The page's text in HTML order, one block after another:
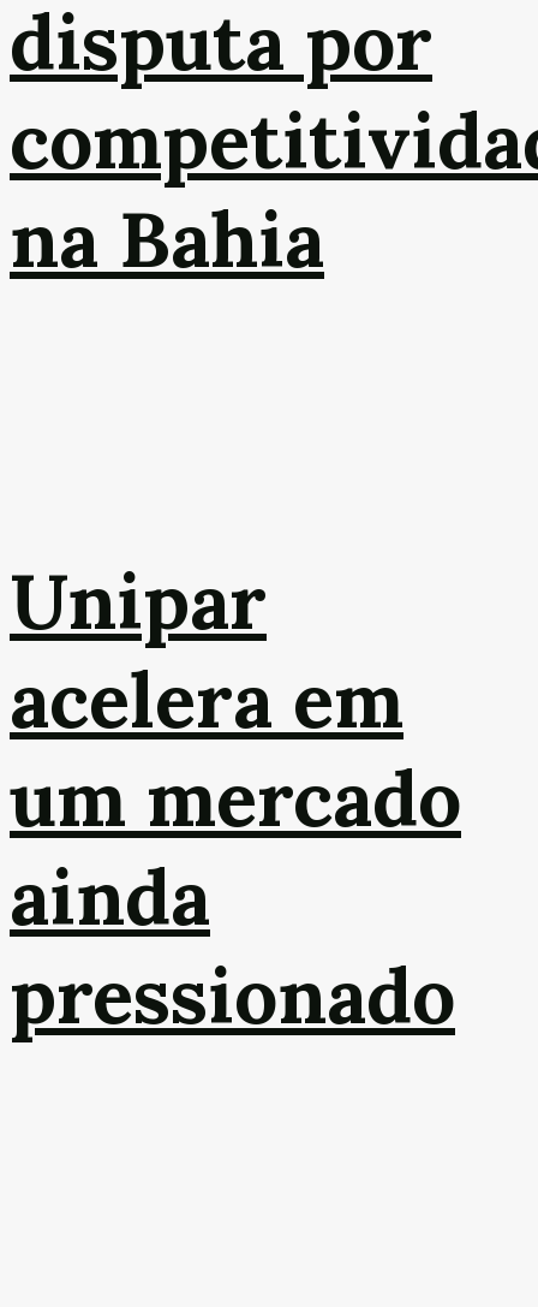
disputa por
na Bahia
Unipar
acelera em
um mercado
ainda
pressionado